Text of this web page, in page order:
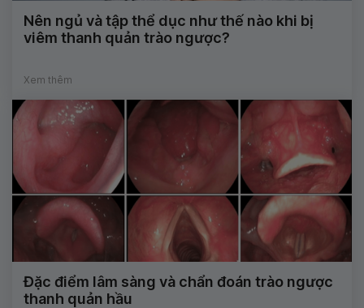
Nên ngủ và tập thể dục như thế nào khi bị
viêm thanh quản trào ngược?
Xem thêm
Đặc điểm lâm sàng và chẩn đoán trào ngược
thanh quản hầu